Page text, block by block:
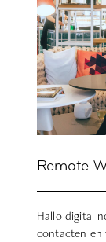
Remote
Hallo digital
contacten en